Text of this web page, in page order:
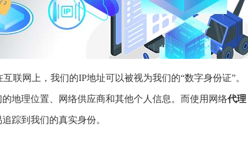
联网上，我们的IP地址可以被视为我们的“数字身份证”。
地理位置、网络供应商和其他个人信息。而使用网络代理
踪到我们的真实身份。